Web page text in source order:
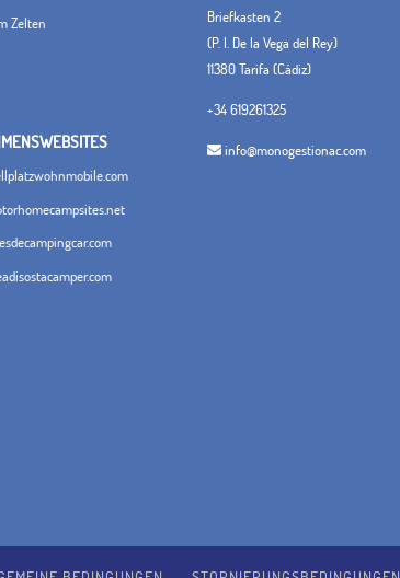
Zelten
Briefkasten 2
(P. I. De la Vega del Rey)
11380 Tarifa (Cádiz)
+34 619261325
info@monogestionac.com